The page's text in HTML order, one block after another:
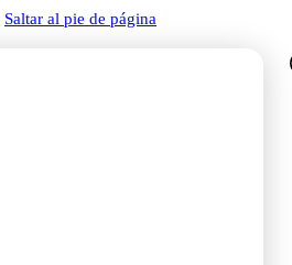
Saltar al pie de página